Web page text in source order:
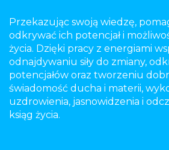
Przekazując swoją wiedzę,
odkrywać ich potencjał i
życia. Dzięki pracy z energiami
odnajdywaniu siły do zmiany,
potencjałów oraz tworzeniu
świadomość ducha i materii,
uzdrowienia, jasnowidzenia i
ksiąg życia.